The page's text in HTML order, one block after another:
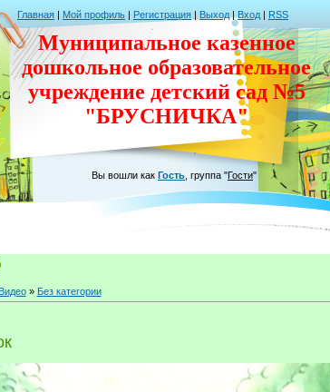
Главная | Мой профиль | Регистрация | Выход | Вход | RSS
Муниципальное казенное
дошкольное образовательное
учреждение детский сад №5
"БРУСНИЧКА"
Вы вошли как Гость группа "Гости"
Видео» Без категории